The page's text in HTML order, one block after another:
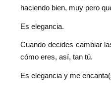
haciendo bien, muy pero
Es elegancia.
Cuando decides cambiar
cómo eres, así, tan tú.
Es elegancia y me